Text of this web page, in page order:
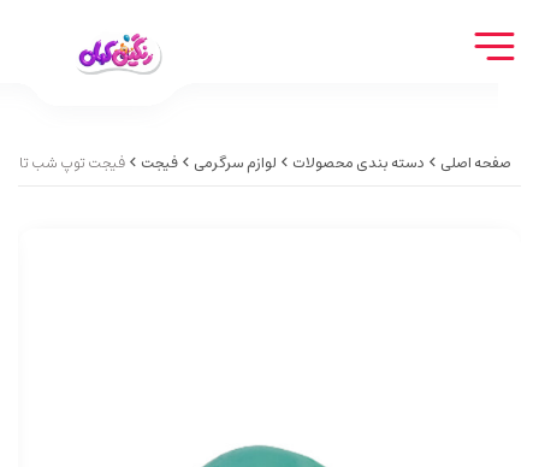
صفحه اصلی دسته بندی محصولات لوازم سرگرمی فیجت فیجت توپ شب تاب